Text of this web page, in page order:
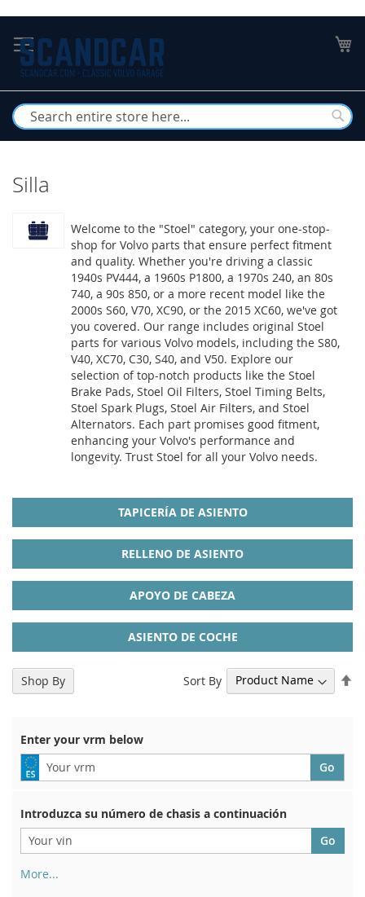
to
Content
Silla
Welcome to the "Stoel" category, your one-stop-
shop for Volvo parts that ensure perfect fitment
and quality. Whether you're driving a classic
1940s PV444, a 1960s P1800, a 1970s 240, an 80s
740, a 90s 850, or a more recent model like the
2000s S60, V70, XC90, or the 2015 XC60, we've got
you covered. Our range includes original Stoel
parts for various Volvo models, including the S80,
V40, XC70, C30, S40, and V50. Explore our
selection of top-notch products like the Stoel
Brake Pads, Stoel Oil Filters, Stoel Timing Belts,
Stoel Spark Plugs, Stoel Air Filters, and Stoel
Alternators. Each part promises good fitment,
enhancing your Volvo's performance and
longevity. Trust Stoel for all your Volvo needs.
TAPICERÍA DE ASIENTO
RELLENO DE ASIENTO
APOYO DE CABEZA
ASIENTO DE COCHE
Sort By
Enter your vrm below
Introduzca su número de chasis a continuación
More...
Shop By